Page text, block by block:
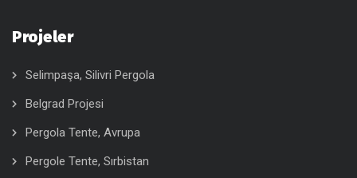
Projeler
Selimpaşa, Silivri Pergola
Belgrad Projesi
Pergola Tente, Avrupa
Pergole Tente, Sırbistan